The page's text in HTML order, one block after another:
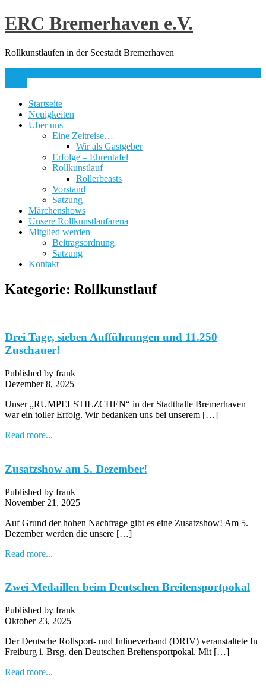
Skip
to
ERC Bremerhaven e.V.
Rollkunstlaufen in der Seestadt Bremerhaven
Startseite
Neuigkeiten
Über uns
Eine Zeitreise…
Wir als Gastgeber
Erfolge – Ehrentafel
Rollkunstlauf
Rollerbeasts
Vorstand
Satzung
Märchenshows
Unsere Rollkunstlaufarena
Mitglied werden
Beitragsordnung
Satzung
Kontakt
Kategorie: Rollkunstlauf
Drei Tage, sieben Aufführungen und 11.250
Zuschauer!
Published by frank
Dezember 8, 2025
Unser „RUMPELSTILZCHEN“ in der Stadthalle Bremerhaven
war ein toller Erfolg. Wir bedanken uns bei unserem […]
Read more...
Zusatzshow am 5. Dezember!
Published by frank
November 21, 2025
Auf Grund der hohen Nachfrage gibt es eine Zusatzshow! Am 5.
Dezember werden die unsere […]
Read more...
Zwei Medaillen beim Deutschen Breitensportpokal
Published by frank
Oktober 23, 2025
Der Deutsche Rollsport- und Inlineverband (DRIV) veranstaltete In
Freiburg i. Brsg. den Deutschen Breitensportpokal. Mit […]
Read more...